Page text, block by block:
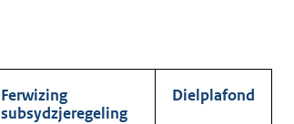
Ferwizing
subsydzjeregeling
Dielplafond